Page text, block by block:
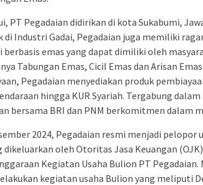
PT Pegadaian didirikan di kota Sukabumi,
di Industri Gadai, Pegadaian juga memiliki
berbasis emas yang dapat dimiliki oleh
Tabungan Emas, Cicil Emas dan Arisan
Pegadaian menyediakan produk
hingga KUR Syariah. Tergabung
bersama BRI dan PNM berkomitmen dalam
2024, Pegadaian resmi menjadi
dikeluarkan oleh Otoritas Jasa Keuangan
Kegiatan Usaha Bulion PT
kegiatan usaha Bulion yang meliputi